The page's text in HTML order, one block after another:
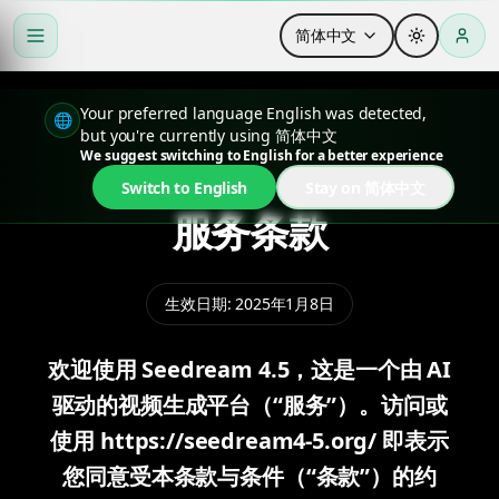
简体中文
🌐 Your preferred language English was detected,
but you're currently using 简体中文
We suggest switching to English for a better experience
Switch to English
服务条款
生效日期:2025年1月8日
欢迎使用 Seedream 4.5，这是一个由 AI
驱动的视频生成平台（“服务”）。访问或
使用 https://seedream4-5.org/ 即表示
您同意受本条款与条件（“条款”）的约